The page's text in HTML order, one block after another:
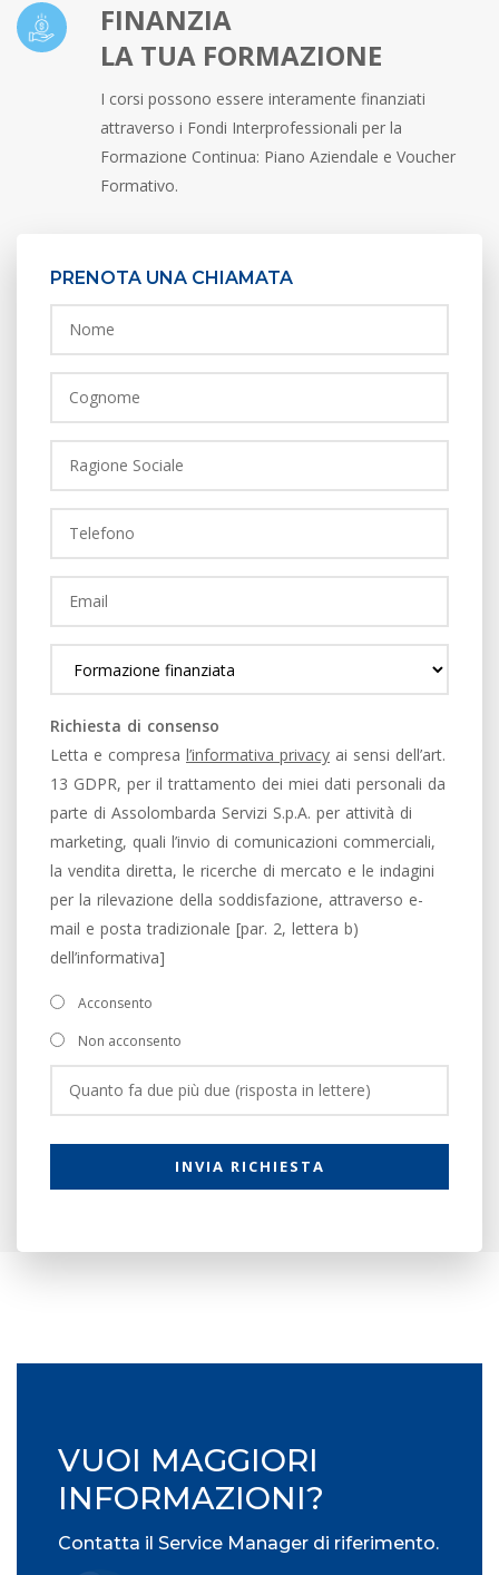
FINANZIA
LA TUA FORMAZIONE
I corsi possono essere interamente finanziati
attraverso i Fondi Interprofessionali per la
Formazione Continua: Piano Aziendale e Voucher
Formativo.
PRENOTA UNA CHIAMATA
Richiesta di consenso
Letta e compresa l’informativa privacy ai sensi dell’art.
13 GDPR, per il trattamento dei miei dati personali da
parte di Assolombarda Servizi S.p.A. per attività di
marketing, quali l’invio di comunicazioni commerciali,
la vendita diretta, le ricerche di mercato e le indagini
per la rilevazione della soddisfazione, attraverso e-
mail e posta tradizionale [par. 2, lettera b)
dell’informativa]
Acconsento
Non acconsento
INVIA RICHIESTA
VUOI MAGGIORI
INFORMAZIONI?
Contatta il Service Manager di riferimento.